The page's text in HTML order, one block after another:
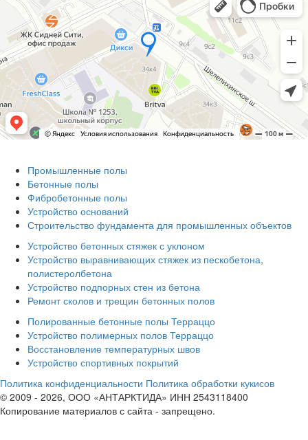
Промышленные полы
Бетонные полы
Фибробетонные полы
Устройство оснований
Строительство фундамента для промышленных объектов
Устройство бетонных стяжек с уклоном
Устройство выравнивающих стяжек из пескобетона,
полистеролбетона
Устройство подпорных стен из бетона
Ремонт сколов и трещин бетонных полов
Полированные бетонные полы Терраццо
Устройство полимерных полов Терраццо
Восстановление температурных швов
Устройство спортивных покрытий
Политика конфиденциальности Политика обработки кукисов
© 2009 - 2026, ООО «АНТАРКТИДА» ИНН 2543118400
Копирование материалов с сайта - запрещено.